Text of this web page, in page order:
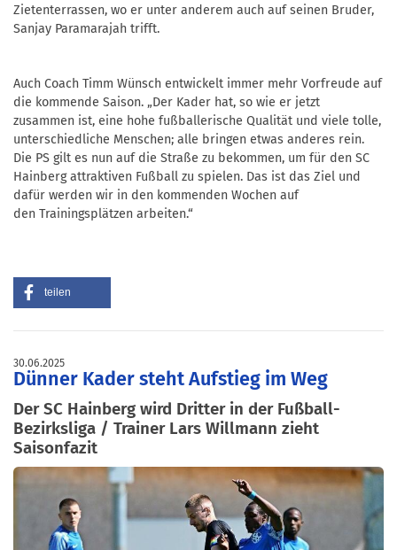
Zietenterrassen, wo er unter anderem auch auf seinen Bruder,
Sanjay Paramarajah trifft.
Auch Coach Timm Wünsch entwickelt immer mehr Vorfreude auf
die kommende Saison. „Der Kader hat, so wie er jetzt
zusammen ist, eine hohe fußballerische Qualität und viele tolle,
unterschiedliche Menschen; alle bringen etwas anderes rein.
Die PS gilt es nun auf die Straße zu bekommen, um für den SC
Hainberg attraktiven Fußball zu spielen. Das ist das Ziel und
dafür werden wir in den kommenden Wochen auf
den Trainingsplätzen arbeiten.“
teilen
30.06.2025
Dünner Kader steht Aufstieg im Weg
Der SC Hainberg wird Dritter in der Fußball-
Bezirksliga / Trainer Lars Willmann zieht
Saisonfazit